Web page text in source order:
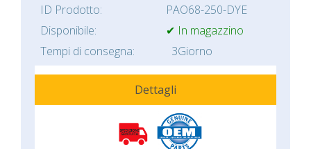
ID Prodotto:
PAO68-250-DYE
Disponibile:
✔ In magazzino
Tempi di consegna:
3Giorno
Dettagli